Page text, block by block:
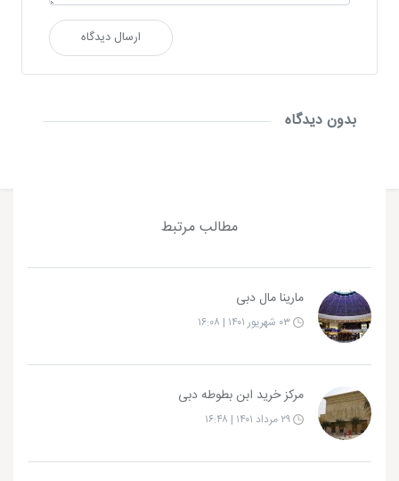
ارسال دیدگاه
بدون دیدگاه
مطالب مرتبط
مارینا مال دبی
مرکز خرید ابن بطوطه دبی